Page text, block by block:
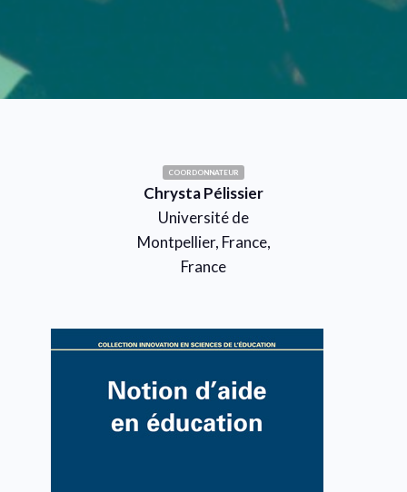
COORDONNATEUR
Chrysta Pélissier
Université de
Montpellier, France,
France